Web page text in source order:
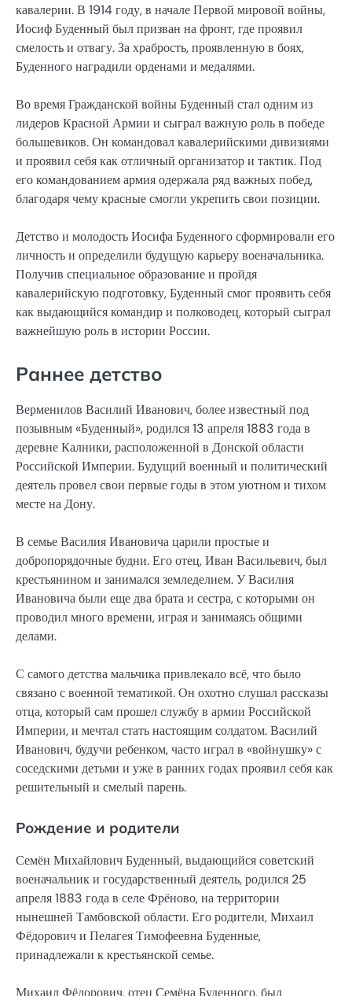
кавалерии. В 1914 году, в начале Первой мировой войны,
Иосиф Буденный был призван на фронт, где проявил
смелость и отвагу. За храбрость, проявленную в боях,
Буденного наградили орденами и медалями.
Во время Гражданской войны Буденный стал одним из
лидеров Красной Армии и сыграл важную роль в победе
большевиков. Он командовал кавалерийскими дивизиями
и проявил себя как отличный организатор и тактик. Под
его командованием армия одержала ряд важных побед,
благодаря чему красные смогли укрепить свои позиции.
Детство и молодость Иосифа Буденного сформировали его
личность и определили будущую карьеру военачальника.
Получив специальное образование и пройдя
кавалерийскую подготовку, Буденный смог проявить себя
как выдающийся командир и полководец, который сыграл
важнейшую роль в истории России.
Раннее детство
Верменилов Василий Иванович, более известный под
позывным «Буденный», родился 13 апреля 1883 года в
деревне Калники, расположенной в Донской области
Российской Империи. Будущий военный и политический
деятель провел свои первые годы в этом уютном и тихом
месте на Дону.
В семье Василия Ивановича царили простые и
добропорядочные будни. Его отец, Иван Васильевич, был
крестьянином и занимался земледелием. У Василия
Ивановича были еще два брата и сестра, с которыми он
проводил много времени, играя и занимаясь общими
делами.
С самого детства мальчика привлекало всё, что было
связано с военной тематикой. Он охотно слушал рассказы
отца, который сам прошел службу в армии Российской
Империи, и мечтал стать настоящим солдатом. Василий
Иванович, будучи ребенком, часто играл в «войнушку» с
соседскими детьми и уже в ранних годах проявил себя как
решительный и смелый парень.
Рождение и родители
Семён Михайлович Буденный, выдающийся советский
военачальник и государственный деятель, родился 25
апреля 1883 года в селе Фрёново, на территории
нынешней Тамбовской области. Его родители, Михаил
Фёдорович и Пелагея Тимофеевна Буденные,
принадлежали к крестьянской семье.
Михаил Фёдорович, отец Семёна Буденного, был